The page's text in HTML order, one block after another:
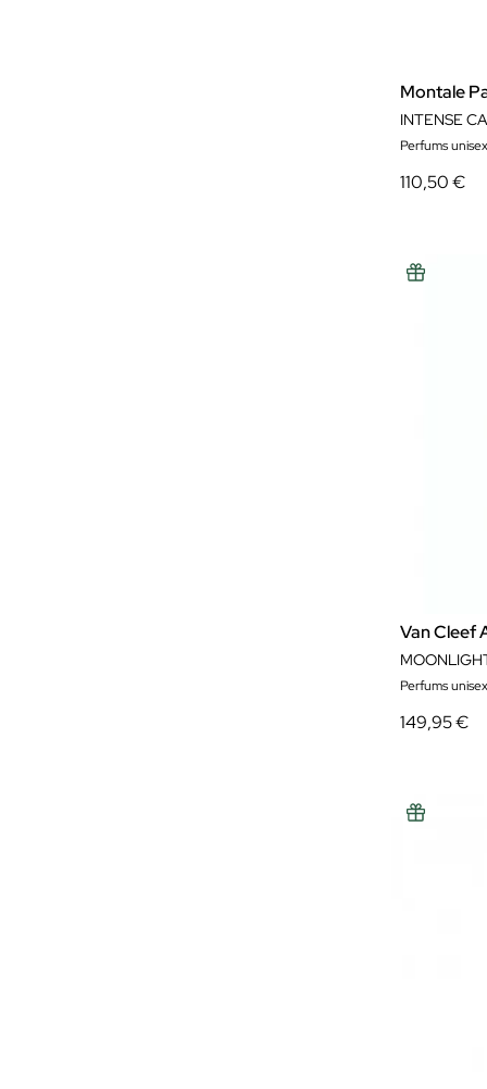
Montale
INTENSE
Perfums unisex
110,50 €
Van Cleef
Perfums unisex
149,95 €